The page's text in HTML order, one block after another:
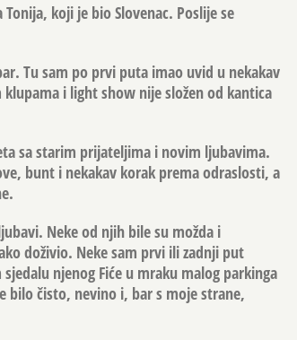
koji je bio Slovenac. Poslije se
Tu sam po prvi puta imao uvid u nekakav
i light show nije složen od kantica
sa starim prijateljima i novim ljubavima.
bunt i nekakav korak prema odraslosti, a
Neke od njih bile su možda i
doživio. Neke sam prvi ili zadnji put
njenog Fiće u mraku malog parkinga
bilo čisto, nevino i, bar s moje strane,